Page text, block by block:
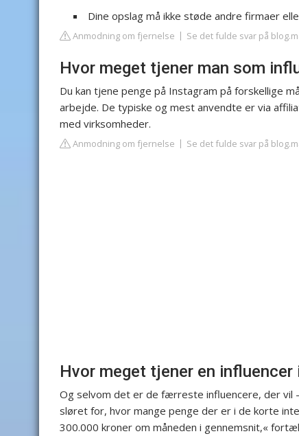
Dine opslag må ikke støde andre firmaer
Anmodning om fjernelse Se det fulde svar på
Hvor meget tjener man som
Du kan tjene penge på Instagram på forskellige
arbejde. De typiske og mest anvendte er via
med virksomheder.
Anmodning om fjernelse Se det fulde svar på
Hvor meget tjener en influencer
Og selvom det er de færreste influencere, der vil
sløret for, hvor mange penge der er i de korte
300.000 kroner om måneden i gennemsnit,«